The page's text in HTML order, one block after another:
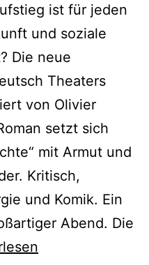
ist für jeden
und soziale
Die neue
Theaters
von Olivier
setzt sich
mit Armut und
Kritisch,
und Komik. Ein
Abend. Die